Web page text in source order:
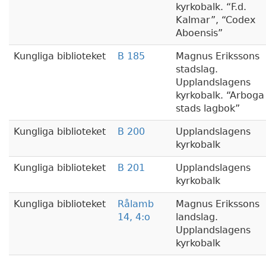
kyrkobalk.
F.d.
Kalmar ,
Codex
Aboensis
Kungliga biblioteket B 185
Magnus Erikssons
stadslag.
Upplandslagens
kyrkobalk.
Arboga
stads lagbok
Kungliga biblioteket B 200
Upplandslagens
kyrkobalk
Kungliga biblioteket B 201
Upplandslagens
kyrkobalk
Kungliga biblioteket
Rålamb
14, 4:o
Magnus Erikssons
landslag.
Upplandslagens
kyrkobalk